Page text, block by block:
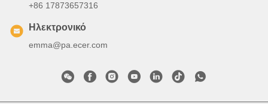
+86 17873657316
Ηλεκτρονικό
emma@pa.ecer.com